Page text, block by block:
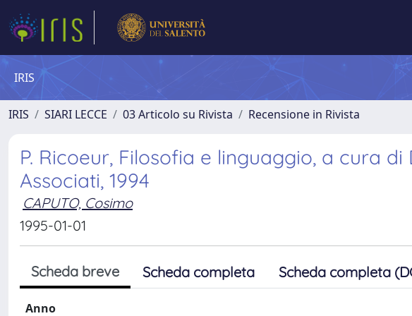
IRIS
IRIS SIARI LECCE 03 Articolo su Rivista Recensione in Rivista
P. Ricoeur, Filosofia e linguaggio, a cura di
Associati, 1994
CAPUTO, Cosimo
1995-01-01
Scheda breve Scheda completa Scheda completa
Anno